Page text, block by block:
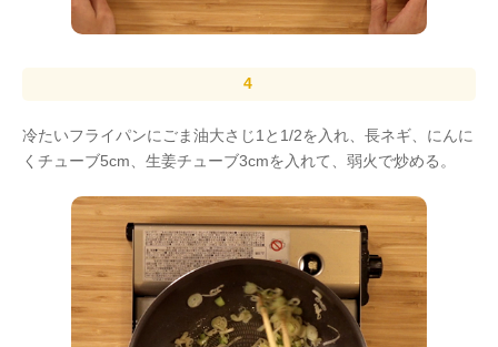
冷たいフライパンにごま油大さじ1と1/2を入れ、長ネギ、にんに
くチューブ5cm、生姜チューブ3cmを入れて、弱火で炒める。